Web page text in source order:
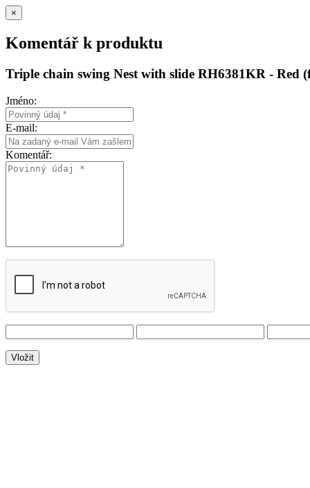
×
Komentář k produktu
Triple chain swing Nest with slide RH6381KR - Red
Jméno:
E-mail:
Komentář: